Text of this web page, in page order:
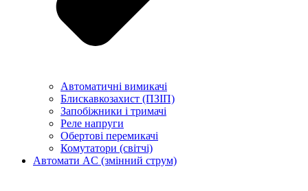
Автоматичні вимикачі
Блискавкозахист (ПЗІП)
Запобіжники і тримачі
Реле напруги
Обертові перемикачі
Комутатори (світчі)
Автомати AC (змінний струм)